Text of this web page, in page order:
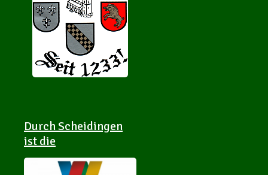
Durch Scheidingen
ist die